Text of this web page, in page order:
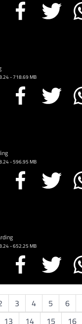
- 718.69 MB
- 596.95 MB
- 652.25 MB
3 4 5 6
13 14 15 16